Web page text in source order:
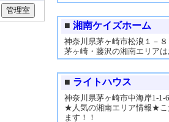
■ 湘南ケイズホーム
神奈川県茅ヶ崎市松浪１－８
茅ヶ崎・藤沢の湘南エリアは
■ ライトハウス
神奈川県茅ヶ崎市中海岸1-1-
★人気の湘南エリア情報★こ
ます！！